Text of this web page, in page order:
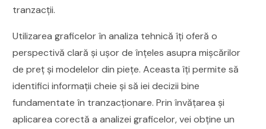
tranzacții.
Utilizarea graficelor în analiza tehnică îți oferă o
perspectivă clară și ușor de înțeles asupra mișcărilor
de preț și modelelor din piețe. Aceasta îți permite să
identifici informații cheie și să iei decizii bine
fundamentate în tranzacționare. Prin învățarea și
aplicarea corectă a analizei graficelor, vei obține un